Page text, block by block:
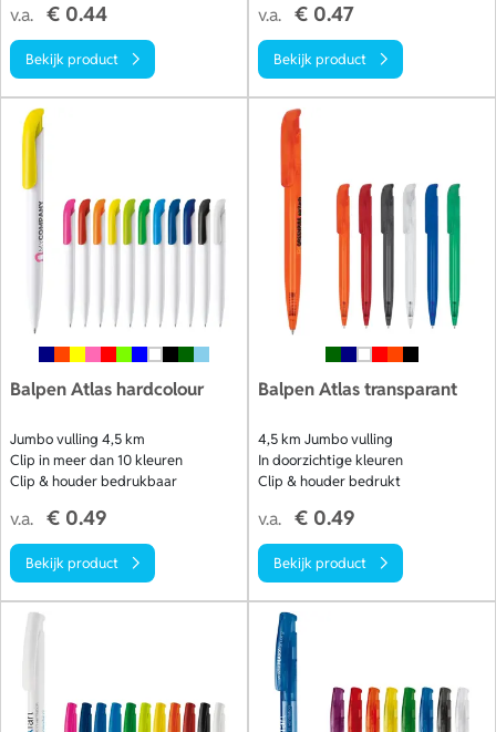
v.a. € 0.44
Bekijk product
v.a. € 0.47
Bekijk product
Balpen Atlas hardcolour
Jumbo vulling 4,5 km
Clip in meer dan 10 kleuren
Clip & houder bedrukbaar
v.a. € 0.49
Bekijk product
Balpen Atlas transparant
4,5 km Jumbo vulling
In doorzichtige kleuren
Clip & houder bedrukt
v.a. € 0.49
Bekijk product